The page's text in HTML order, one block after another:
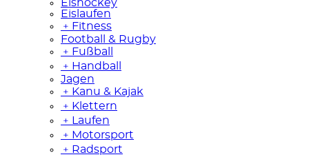
Eishockey
Eislaufen
﹢ Fitness
Football & Rugby
﹢ Fußball
﹢ Handball
Jagen
﹢ Kanu & Kajak
﹢ Klettern
﹢
Laufen
﹢ Motorsport
﹢ Radsport